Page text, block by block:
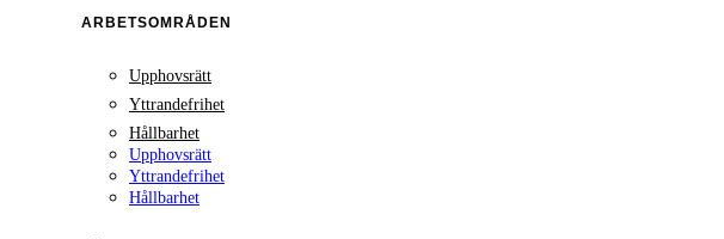
ARBETSOMRÅDEN
Upphovsrätt
Yttrandefrihet
Hållbarhet
Upphovsrätt
Yttrandefrihet
Hållbarhet